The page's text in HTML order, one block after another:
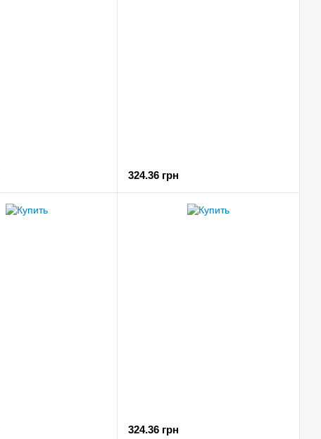
324.36 грн
324.36 грн